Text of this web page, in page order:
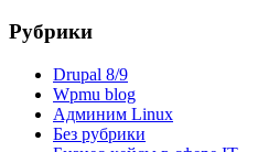
Рубрики
Drupal 8/9
Wpmu blog
Админим Linux
Без рубрики